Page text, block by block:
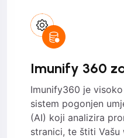
Imunify 360
Imunify360 je
sistem pogonjen
(AI) koji analizira
stranici, te štiti Vašu